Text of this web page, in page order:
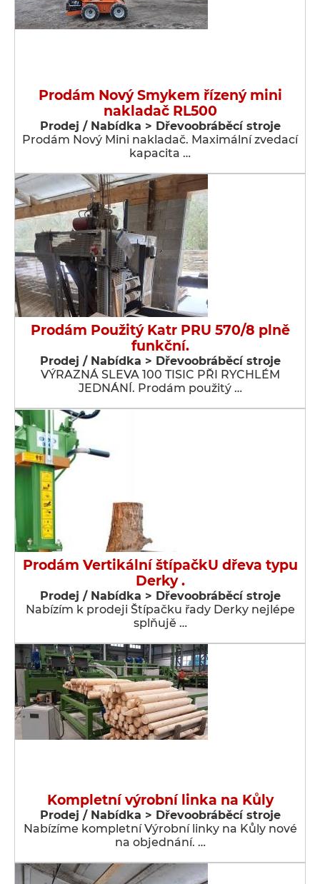
Prodám Nový Smykem řízený mini
nakladač RL500
Prodej / Nabídka > Dřevoobráběcí stroje
Prodám Nový Mini nakladač. Maximální zvedací
kapacita …
Prodám Použitý Katr PRU 570/8 plně
funkční.
Prodej / Nabídka > Dřevoobráběcí stroje
VÝRAZNÁ SLEVA 100 TISIC PŘI RYCHLÉM
JEDNÁNÍ. Prodám použitý …
Prodám Vertikální štípačkU dřeva typu
Derky .
Prodej / Nabídka > Dřevoobráběcí stroje
Nabízím k prodeji Štípačku řady Derky nejlépe
splňujě …
Kompletní výrobní linka na Kůly
Prodej / Nabídka > Dřevoobráběcí stroje
Nabízíme kompletní Výrobní linky na Kůly nové
na objednání. …